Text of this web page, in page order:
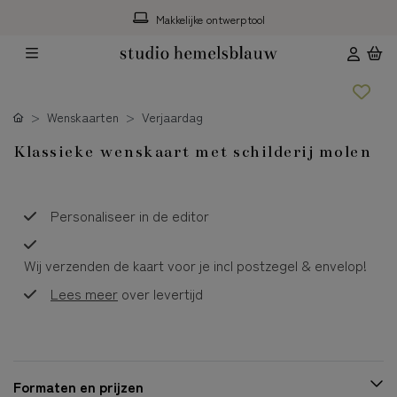
Makkelijke ontwerptool
Wenskaarten Verjaardag
Klassieke wenskaart met schilderij molen
Personaliseer in de editor
Wij verzenden de kaart voor je incl postzegel & envelop!
Lees meer over levertijd
Formaten en prijzen